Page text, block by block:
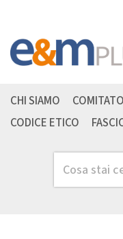
Cerca
CHI SIAMO
CODICE ETICO